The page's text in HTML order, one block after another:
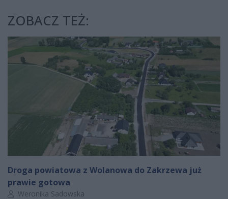
ZOBACZ TEŻ:
Droga powiatowa z Wolanowa do Zakrzewa już
prawie gotowa
Autor artykułu:
Weronika Sadowska